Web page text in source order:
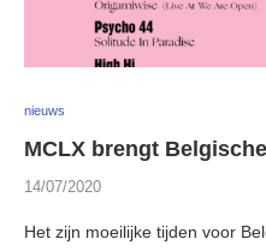
nieuws
MCLX brengt
14/07/2020
Het zijn moeilijke tijden voor